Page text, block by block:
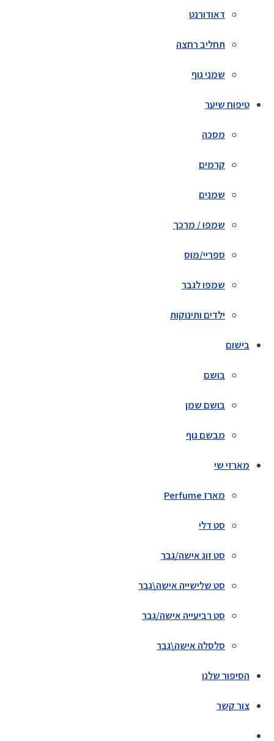
דאודורנט
תחליב רחצה
שמני גוף
טיפוח שיער
מסכה
קרמים
שמנים
שמפו / מרכך
ספריי/מוס
שמפו לגבר
ילדים ותינוקות
בישום
בושם
בושם שמן
מבשם גוף
מארזי שי
מארז Perfume
סט דלי
סט זוג אישה/גבר
סט שלישייה אישה\גבר
סט רביעייה אישה/גבר
סלסלה אישה\גבר
הסיפור שלנו
צור קשר